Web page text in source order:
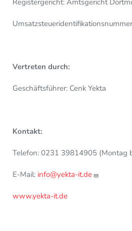
Vertreten durch:
Geschäftsführer: Cenk Yekta
Kontakt:
Telefon: 0231 39814905 (Montag
E-Mail: info@yekta-it.de
www.yekta-it.de